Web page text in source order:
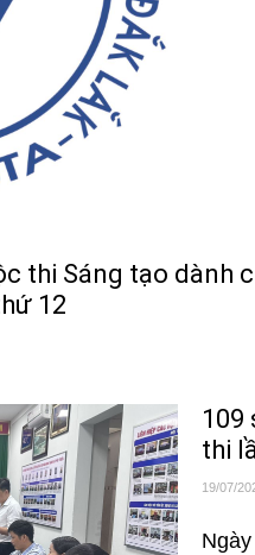
thi Sáng tạo dành
12
109
thi
19/07/